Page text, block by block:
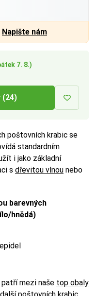
7. 8.)
(24)
poštovních krabic se
standardním
i jako základní
s dřevitou vlnou nebo
barevných
hnědá)
patří mezi naše top obaly
Napište nám